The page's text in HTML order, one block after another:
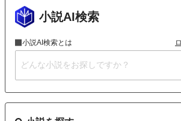
小説AI検索
小説AI検索とは